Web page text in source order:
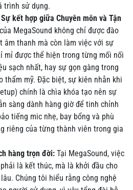
trình sử dụng.
kết hợp giữa Chuyên môn và Tận
MegaSound không chỉ được đào
âm thanh mà còn làm việc với sự
mỉ được thể hiện trong từng mối nối
sạch nhất, hay sự gọn gàng trong
thẩm mỹ. Đặc biệt, sự kiên nhẫn khi
chính là chìa khóa tạo nên sự
sàng dành hàng giờ để tinh chỉnh
tiếng mic nhẹ, bay bổng và phù
riêng của từng thành viên trong gia
hàng trọn đời: Tại MegaSound, việc
là kết thúc, mà là khởi đầu cho
Chúng tôi hiểu rằng công nghệ